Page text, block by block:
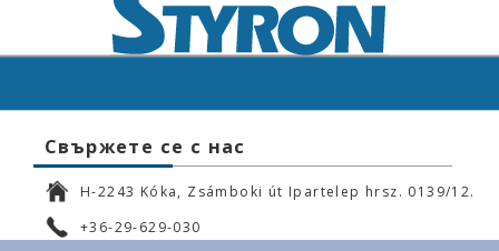
Свържете се с нас
H-2243 Kóka, Zsámboki út Ipartelep hrsz. 0139/12.
+36-29-629-030